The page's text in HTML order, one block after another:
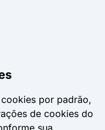
por padrão,
de cookies do
sua